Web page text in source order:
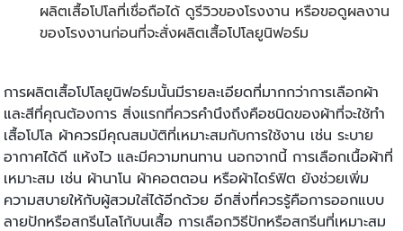
ผลิตเสื้อโปโลที่เชื่อถือได้ ดูรีวิวของโรงงาน หรือขอดูผลงาน
ของโรงงานก่อนที่จะสั่งผลิตเสื้อโปโลยูนิฟอร์ม
การผลิตเสื้อโปโลยูนิฟอร์มนั้นมีรายละเอียดที่มากกว่าการเลือกผ้า
และสีที่คุณต้องการ สิ่งแรกที่ควรคำนึงถึงคือชนิดของผ้าที่จะใช้ทำ
เสื้อโปโล ผ้าควรมีคุณสมบัติที่เหมาะสมกับการใช้งาน เช่น ระบาย
อากาศได้ดี แห้งไว และมีความทนทาน นอกจากนี้ การเลือกเนื้อผ้าที่
เหมาะสม เช่น ผ้านาโน ผ้าคอตตอน หรือผ้าไดร์ฟิต ยังช่วยเพิ่ม
ความสบายให้กับผู้สวมใส่ได้อีกด้วย อีกสิ่งที่ควรรู้คือการออกแบบ
ลายปักหรือสกรีนโลโก้บนเสื้อ การเลือกวิธีปักหรือสกรีนที่เหมาะสม